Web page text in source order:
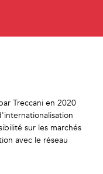
Treccani en 2020
sur les marchés
avec le réseau